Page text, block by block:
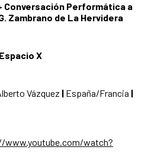
Conversación Performática a
Zambrano de La Hervidera
X
Vázquez | España/Francia |
watch?